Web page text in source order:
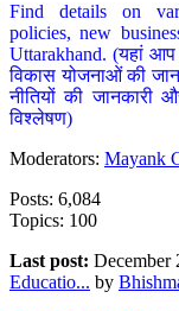
Find details on
policies, new
Uttarakhand. (यहां आप
विकास योजनाओं की
नीतियों की जानकारी
विश्लेषण)
Moderators: Mayank
Posts: 6,084
Topics: 100
Last post: December
Educatio... by